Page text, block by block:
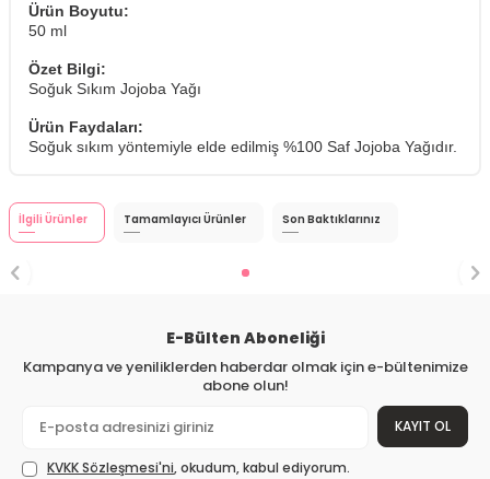
Ürün Boyutu:
50 ml
Özet Bilgi:
Soğuk Sıkım Jojoba Yağı
Ürün Faydaları:
Soğuk sıkım yöntemiyle elde edilmiş %100 Saf Jojoba Yağıdır.
İlgili Ürünler Tamamlayıcı Ürünler Son Baktıklarınız
E-Bülten Aboneliği
Kampanya ve yeniliklerden haberdar olmak için e-bültenimize
abone olun!
KAYIT OL
KVKK Sözleşmesi'ni, okudum, kabul ediyorum.